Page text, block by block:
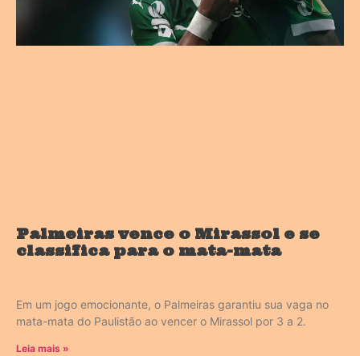
Palmeiras vence o Mirassol e se
classifica para o mata-mata
Em um jogo emocionante, o Palmeiras garantiu sua vaga no
mata-mata do Paulistão ao vencer o Mirassol por 3 a 2.
Leia mais »